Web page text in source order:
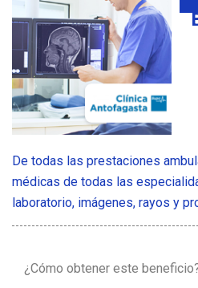
De todas las prestaciones
médicas de todas las
laboratorio, imágenes, rayos y
¿Cómo obtener este